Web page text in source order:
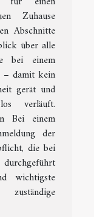
Zuhause
Abschnitte
über alle
bei einem
– damit kein
gerät und
verläuft.
Bei einem
der
die bei
wichtigste